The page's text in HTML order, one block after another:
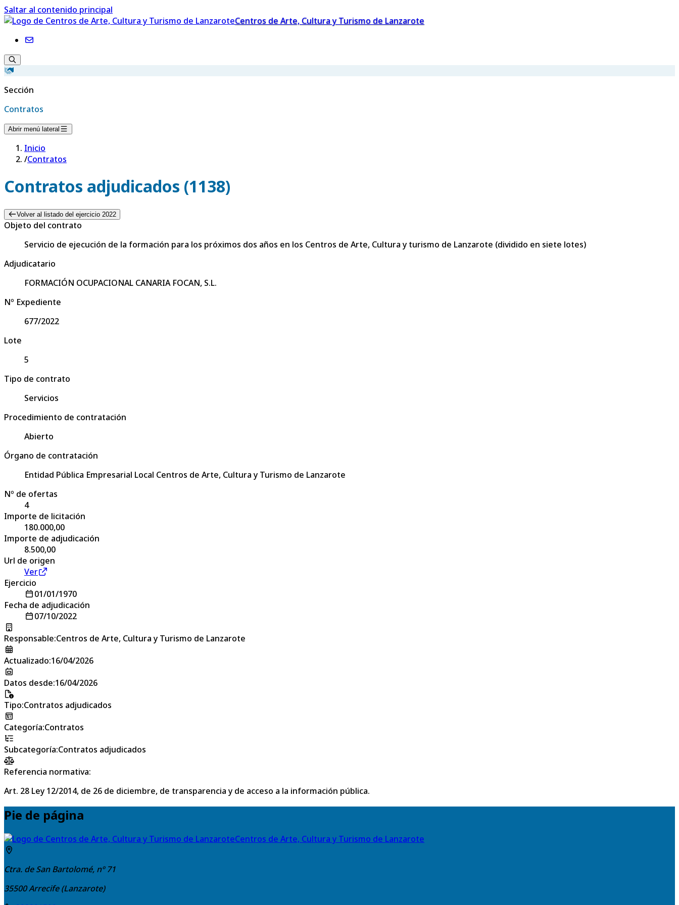
Saltar al contenido principal
Centros de Arte, Cultura y Turismo de Lanzarote
Sección
Contratos
Abrir menú lateral
Inicio
/Contratos
Contratos adjudicados (1138)
Volver al listado del ejercicio 2022
Objeto del contrato
Servicio de ejecución de la formación para los próximos dos años en los Centros de Arte, Cultura y turismo de Lanzarote (dividido en siete lotes)
Adjudicatario
FORMACIÓN OCUPACIONAL CANARIA FOCAN, S.L.
Nº Expediente
677/2022
Lote
5
Tipo de contrato
Servicios
Procedimiento de contratación
Abierto
Órgano de contratación
Entidad Pública Empresarial Local Centros de Arte, Cultura y Turismo de Lanzarote
Nº de ofertas
4
Importe de licitación
180.000,00
Importe de adjudicación
8.500,00
Url de origen
Ver
Ejercicio
01/01/1970
Fecha de adjudicación
07/10/2022
Responsable:Centros de Arte, Cultura y Turismo de Lanzarote
Actualizado:16/04/2026
Datos desde:16/04/2026
Tipo:Contratos adjudicados
Categoría:Contratos
Subcategoría:Contratos adjudicados
Referencia normativa:
Art. 28 Ley 12/2014, de 26 de diciembre, de transparencia y de acceso a la información pública.
Pie de página
Centros de Arte, Cultura y Turismo de Lanzarote
Ctra. de San Bartolomé, nº 71
35500Arrecife (Lanzarote)